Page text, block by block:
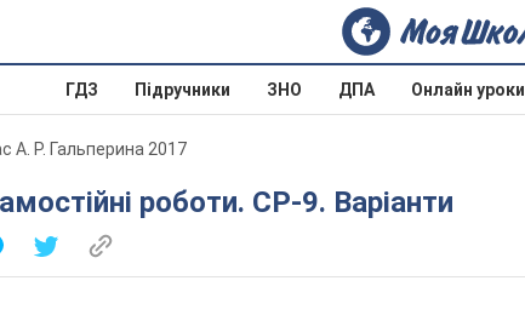
ГДЗ Підручники ЗНО ДПА Онлайн уроки
А. Р. Гальперина 2017
роботи. СР-9. Варіанти